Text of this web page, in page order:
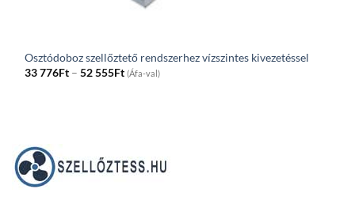
Osztódoboz szellőztető rendszerhez vízszintes kivezetéssel
33 776Ft – 52 555FtPrice
range:
(Áfa-val)